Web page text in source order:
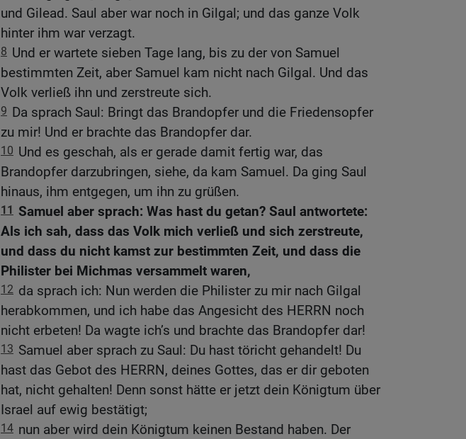
und Gilead. Saul aber war noch in Gilgal; und das ganze Volk
hinter ihm war verzagt.
8 Und er wartete sieben Tage lang, bis zu der von Samuel
bestimmten Zeit, aber Samuel kam nicht nach Gilgal. Und das
Volk verließ ihn und zerstreute sich.
9 Da sprach Saul: Bringt das Brandopfer und die Friedensopfer
zu mir! Und er brachte das Brandopfer dar.
10 Und es geschah, als er gerade damit fertig war, das
Brandopfer darzubringen, siehe, da kam Samuel. Da ging Saul
hinaus, ihm entgegen, um ihn zu grüßen.
11 Samuel aber sprach: Was hast du getan? Saul antwortete:
Als ich sah, dass das Volk mich verließ und sich zerstreute,
und dass du nicht kamst zur bestimmten Zeit, und dass die
Philister bei Michmas versammelt waren,
12 da sprach ich: Nun werden die Philister zu mir nach Gilgal
herabkommen, und ich habe das Angesicht des HERRN noch
nicht erbeten! Da wagte ich’s und brachte das Brandopfer dar!
13 Samuel aber sprach zu Saul: Du hast töricht gehandelt! Du
hast das Gebot des HERRN, deines Gottes, das er dir geboten
hat, nicht gehalten! Denn sonst hätte er jetzt dein Königtum über
Israel auf ewig bestätigt;
14 nun aber wird dein Königtum keinen Bestand haben. Der